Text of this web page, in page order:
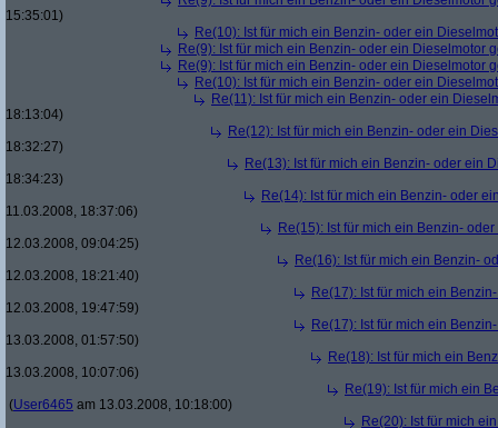
15:35:01)
Re(10): Ist für mich ein Benzin- oder ein
Re(9): Ist für mich ein Benzin- oder ein Dieselmotor
Re(9): Ist für mich ein Benzin- oder ein Dieselmotor
Re(10): Ist für mich ein Benzin- oder ein
Re(11): Ist für mich ein Benzin- oder ein
18:13:04)
Re(12): Ist für mich ein Benzin- oder ein
18:32:27)
Re(13): Ist für mich ein Benzin- oder ein
18:34:23)
Re(14): Ist für mich ein Benzin- oder
11.03.2008, 18:37:06)
Re(15): Ist für mich ein Benzin-
12.03.2008, 09:04:25)
Re(16): Ist für mich ein Benzin-
12.03.2008, 18:21:40)
Re(17): Ist für mich ein
12.03.2008, 19:47:59)
Re(17): Ist für mich ein
13.03.2008, 01:57:50)
Re(18): Ist für mich ein
13.03.2008, 10:07:06)
Re(19): Ist für mich ein
(User6465 am 13.03.2008, 10:18:00)
Re(20): Ist für mich